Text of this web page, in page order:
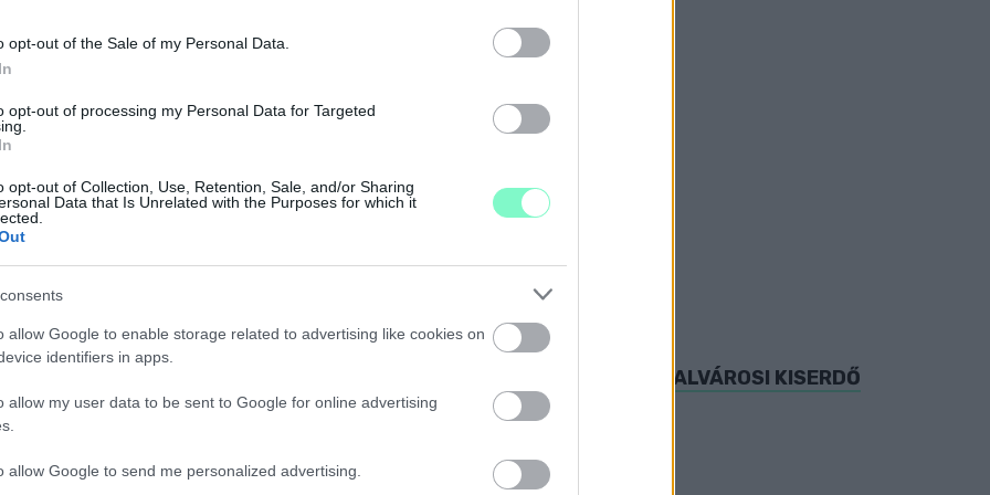
opt-out of the Sale of my Personal Data.
opt-out of processing my Personal Data for Targeted
opt-out of Collection, Use, Retention, Sale, and/or Sharing
Data that Is Unrelated with the Purposes for which it
allow Google to enable storage related to advertising like cookies on
identifiers in apps.
allow my user data to be sent to Google for online advertising
allow Google to send me personalized advertising.
megtudjuk mi lesz a terület sorsa.
A KISERDŐ ÜGYÉBEN
sorsáról.
GYŐRI KISERDŐRŐL
megszólított területéről mondhatják el véleményüket a városrész lakói.
EL, A KÖZGYŰLÉSEN ELINDÍTOTTUK A TELJES GYŐRI MARCALVÁROSI KISERDŐ